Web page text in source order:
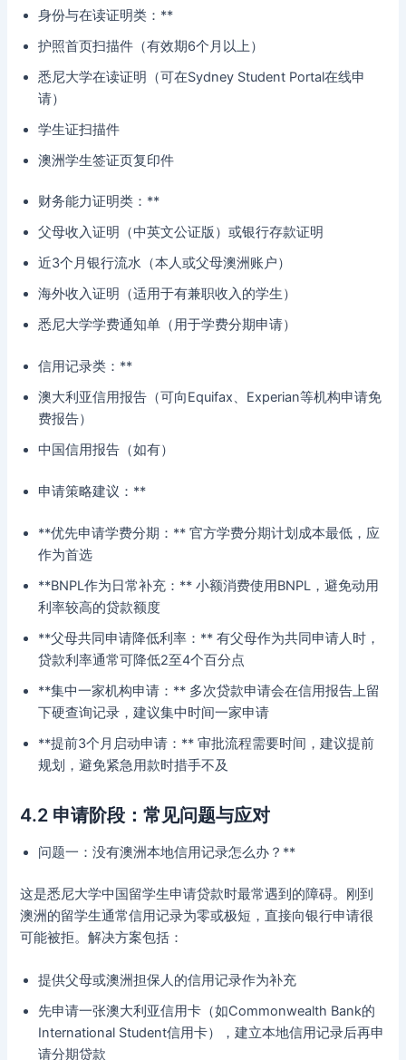
身份与在读证明类：**
护照首页扫描件（有效期6个月以上）
悉尼大学在读证明（可在Sydney Student Portal在线申
请）
学生证扫描件
澳洲学生签证页复印件
财务能力证明类：**
父母收入证明（中英文公证版）或银行存款证明
近3个月银行流水（本人或父母澳洲账户）
海外收入证明（适用于有兼职收入的学生）
悉尼大学学费通知单（用于学费分期申请）
信用记录类：**
澳大利亚信用报告（可向Equifax、Experian等机构申请免
费报告）
中国信用报告（如有）
申请策略建议：**
**优先申请学费分期：** 官方学费分期计划成本最低，应
作为首选
**BNPL作为日常补充：** 小额消费使用BNPL，避免动用
利率较高的贷款额度
**父母共同申请降低利率：** 有父母作为共同申请人时，
贷款利率通常可降低2至4个百分点
**集中一家机构申请：** 多次贷款申请会在信用报告上留
下硬查询记录，建议集中时间一家申请
**提前3个月启动申请：** 审批流程需要时间，建议提前
规划，避免紧急用款时措手不及
4.2 申请阶段：常见问题与应对
问题一：没有澳洲本地信用记录怎么办？**
这是悉尼大学中国留学生申请贷款时最常遇到的障碍。刚到
澳洲的留学生通常信用记录为零或极短，直接向银行申请很
可能被拒。解决方案包括：
提供父母或澳洲担保人的信用记录作为补充
先申请一张澳大利亚信用卡（如Commonwealth Bank的
International Student信用卡），建立本地信用记录后再申
请分期贷款